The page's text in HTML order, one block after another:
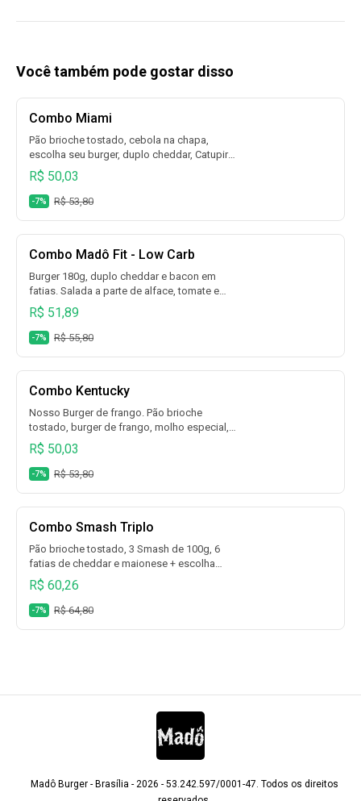
Você também pode gostar disso
Combo Miami
Pão brioche tostado, cebola na chapa,
escolha seu burger, duplo cheddar, Catupiry,
bacon e maionese + escolha fritas +
escolha bebida.
R$ 50,03
-7% R$ 53,80
Combo Madô Fit - Low Carb
Burger 180g, duplo cheddar e bacon em
fatias. Salada a parte de alface, tomate e
picles + escolha fritas + escolha bebida.
R$ 51,89
-7% R$ 55,80
Combo Kentucky
Nosso Burger de frango. Pão brioche
tostado, burger de frango, molho especial,
cebola roxa, picles, Catupiry, alface, tomate
bacon e maionese + escolha fritas +
escolha bebida.
R$ 50,03
-7% R$ 53,80
Combo Smash Triplo
Pão brioche tostado, 3 Smash de 100g, 6
fatias de cheddar e maionese + escolha
fritas + escolha bebida. Para matar qualquer
fome!
R$ 60,26
-7% R$ 64,80
Madô Burger - Brasília - 2026 - 53.242.597/0001-47. Todos os direitos